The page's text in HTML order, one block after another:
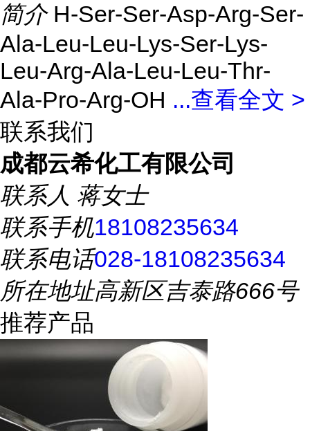
简介 H-Ser-Ser-Asp-Arg-Ser-
Ala-Leu-Leu-Lys-Ser-Lys-
Leu-Arg-Ala-Leu-Leu-Thr-
Ala-Pro-Arg-OH ...查看全文 >
联系我们
成都云希化工有限公司
联系人 蒋女士
联系手机18108235634
联系电话028-18108235634
所在地址高新区吉泰路666号
推荐产品